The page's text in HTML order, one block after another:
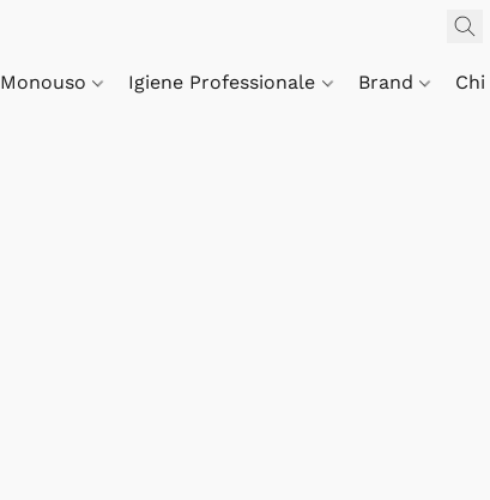
Monouso Igiene Professionale Brand